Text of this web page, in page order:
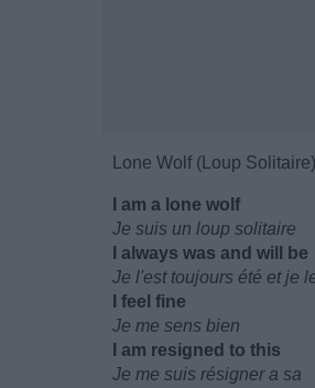
Lone Wolf (Loup Solitaire)
I am a lone wolf
Je suis un loup solitaire
I always was and will be
Je l'est toujours été et je
I feel fine
Je me sens bien
I am resigned to this
Je me suis résigner a sa